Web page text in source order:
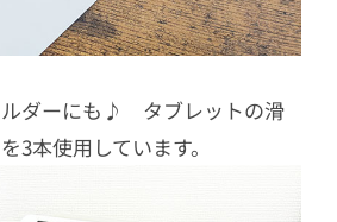
ルダーにも♪ タブレットの滑
3本使用しています。